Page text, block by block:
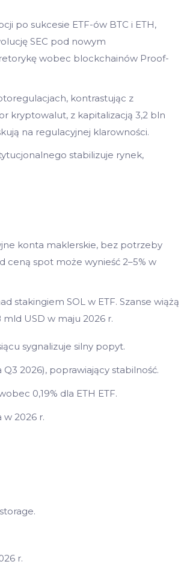
po sukcesie ETF-ów BTC i ETH,
SEC pod nowym
wobec blockchainów Proof-
kontrastując z
kryptowalut, z kapitalizacją 3,2 bln
na regulacyjnej klarowności.
stabilizuje rynek,
konta maklerskie, bez potrzeby
ceną spot może wynieść 2–5% w
stakingiem SOL w ETF. Szanse wiążą
mld USD w maju 2026 r.
sygnalizuje silny popyt.
2026), poprawiający stabilność.
0,19% dla ETH ETF.
w 2026 r.
r.